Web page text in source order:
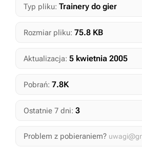
Typ pliku: Trainery do gier
Rozmiar pliku: 75.8 KB
Aktualizacja: 5 kwietnia 2005
Pobrań: 7.8K
Ostatnie 7 dni: 3
Problem z pobieraniem?